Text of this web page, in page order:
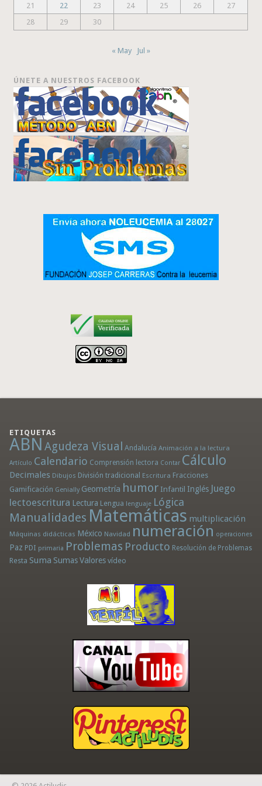
21
22 23 24 25 26
27
28
29 30
« May Jul »
ÚNETE A NUESTROS FACEBOOK
ETIQUETAS
ABN Agudeza Visual Andalucía Animación a la lectura
Artículo Calendario Comprensión lectora Contar Cálculo
Decimales Dibujos División tradicional Escritura Fracciones
Gamificación Genially Geometría humor Infantil Inglés Juego
lectoescritura Lectura Lengua lenguaje Lógica
Manualidades Matemáticas multiplicación
Máquinas didácticas México Navidad numeración operaciones
Paz PDI primaria Problemas Producto Resolución de Problemas
Resta Suma Sumas Valores vídeo